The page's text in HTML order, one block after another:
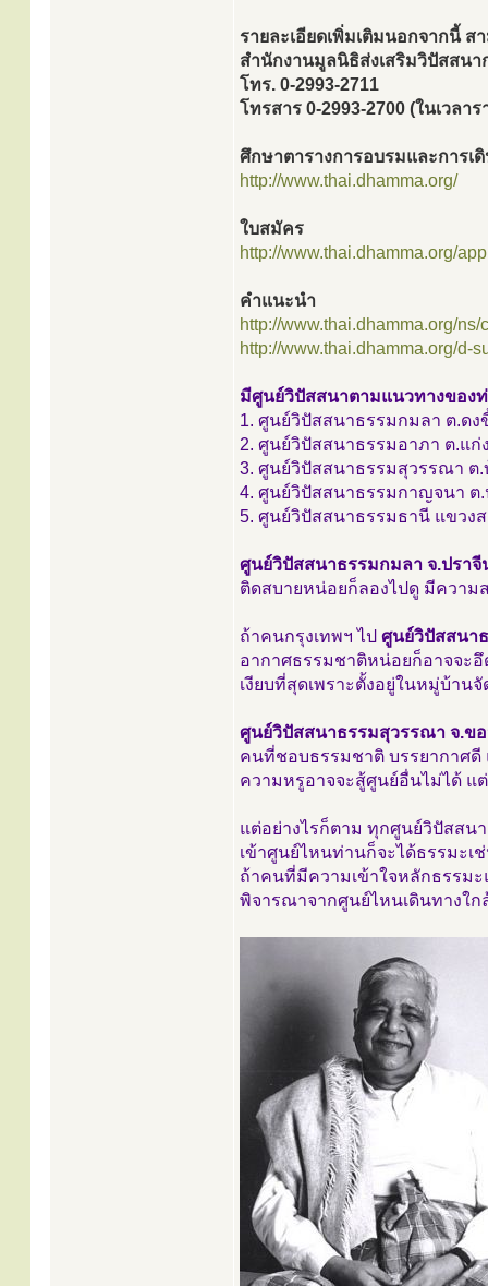
รายละเอียดเพิ่มเติมนอกจากนี้ ส
สำนักงานมูลนิธิส่งเสริมวิปัสสน
โทร. 0-2993-2711
โทรสาร 0-2993-2700 (ในเวลา
ศึกษาตารางการอบรมและการเ
http://www.thai.dhamma.org/
ใบสมัคร
http://www.thai.dhamma.org/
คำแนะนำ
http://www.thai.dhamma.org/ns/
http://www.thai.dhamma.org/d-
มีศูนย์วิปัสสนาตามแนวทางของ
1. ศูนย์วิปัสสนาธรรมกมลา ต.ดง
2. ศูนย์วิปัสสนาธรรมอาภา ต.แ
3. ศูนย์วิปัสสนาธรรมสุวรรณา ต
4. ศูนย์วิปัสสนาธรรมกาญจนา ต
5. ศูนย์วิปัสสนาธรรมธานี แขวง
ศูนย์วิปัสสนาธรรมกมลา จ.ปรา
ติดสบายหน่อยก็ลองไปดู มีความ
ถ้าคนกรุงเทพฯ ไป ศูนย์วิปัสสนา
อากาศธรรมชาติหน่อยก็อาจจะ
เงียบที่สุดเพราะตั้งอยู่ในหมู่บ้านจั
ศูนย์วิปัสสนาธรรมสุวรรณา จ.ข
คนที่ชอบธรรมชาติ บรรยากาศดี
ความหรูอาจจะสู้ศูนย์อื่นไม่ได้ แ
แต่อย่างไรก็ตาม ทุกศูนย์วิปัสสน
เข้าศูนย์ไหนท่านก็จะได้ธรรมะ
ถ้าคนที่มีความเข้าใจหลักธรรม
พิจารณาจากศูนย์ไหนเดินทางใก